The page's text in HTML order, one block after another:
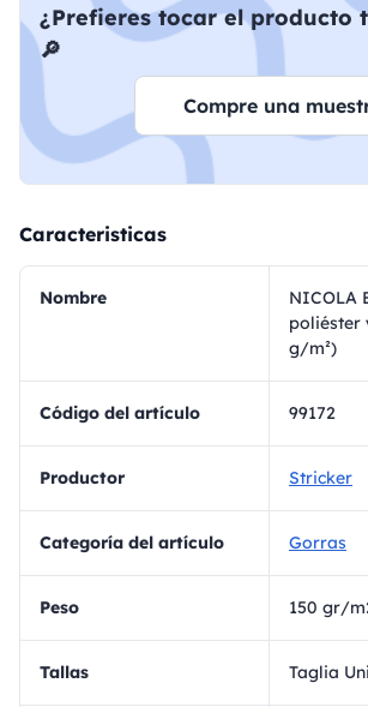
¿Prefieres tocar el producto
🔎
Compre una
Caracteristicas
Nombre
NICOLA
poliéster
g/m²)
Código del artículo 99172
Productor Stricker
Categoría del artículo Gorras
Peso 150 gr/
Tallas Taglia